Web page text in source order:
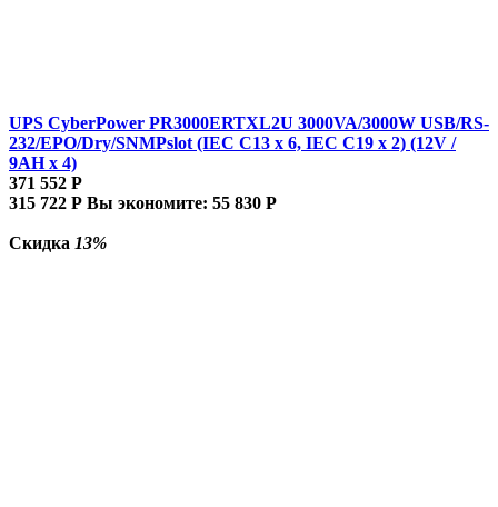
UPS CyberPower PR3000ERTXL2U 3000VA/3000W USB/RS-
232/EPO/Dry/SNMPslot (IEC C13 x 6, IEC C19 x 2) (12V /
9AH х 4)
371 552 Р
315 722 Р Вы экономите: 55 830 Р
Скидка 13%